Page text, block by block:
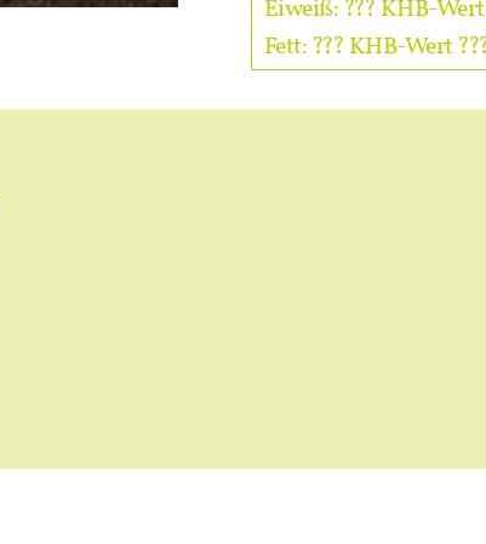
Eiweiß: ??? KHB-
Fett: ??? KHB-Wert